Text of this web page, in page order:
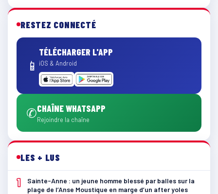
RESTEZ CONNECTÉ
📱
TÉLÉCHARGER L'APP
iOS & Android
✆CHAÎNE WHATSAPP
Rejoindre la chaîne
LES + LUS
1
Sainte-Anne : un jeune homme blessé par balles sur la
plage de l’Anse Moustique en marge d’un after yoles